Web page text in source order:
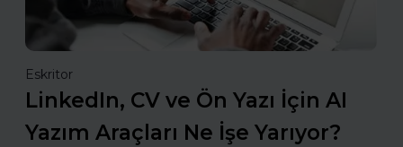
Eskritor
LinkedIn, CV ve Ön Yazı İçin AI
Yazım Araçları Ne İşe Yarıyor?